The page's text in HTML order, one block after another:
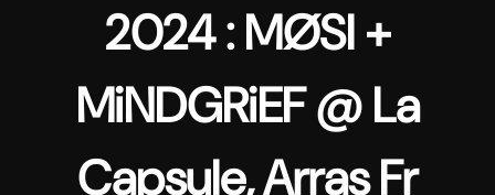
2024 : MØSI +
MiNDGRiEF @ La
Capsule, Arras Fr